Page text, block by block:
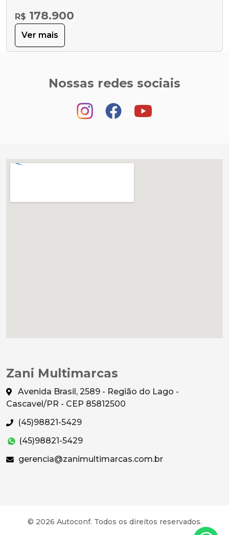
R$ 178.900
Ver mais
Nossas redes sociais
Zani Multimarcas
Avenida Brasil, 2589 - Região do Lago -
Cascavel/PR - CEP 85812500
(45)98821-5429
(45)98821-5429
gerencia@zanimultimarcas.com.br
© 2026 Autoconf. Todos os direitos reservados.